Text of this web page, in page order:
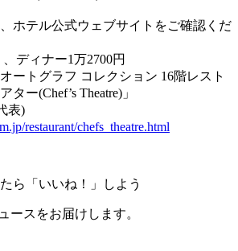
ホテル公式ウェブサイトをご確認くだ
ディナー1万2700円
ートグラフ コレクション 16階レスト
ー(Chef’s Theatre)」
表)
restaurant/chefs_theatre.html
ら「いいね！」しよう
ースをお届けします。